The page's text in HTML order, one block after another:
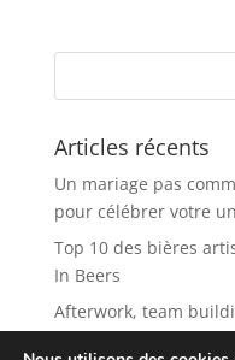
Articles récents
Un mariage pas
pour célébrer votre
Top 10 des bières
In Beers
Afterwork, team
pourquoi Shop in